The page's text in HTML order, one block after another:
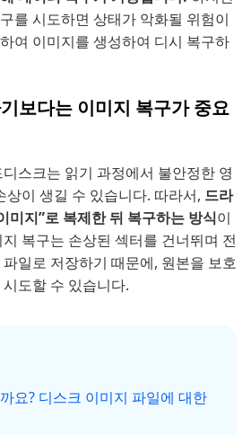
를 시도하면 상태가 악화될 위험이
여 이미지를 생성하여 디시 복구하
보다는 이미지 복구가 중요
스크는 읽기 과정에서 불안정한 영
상이 생길 수 있습니다. 따라서, 드라
미지”로 복제한 뒤 복구하는 방식이
복구는 손상된 섹터를 건너뛰며 전
일로 저장하기 때문에, 원본을 보호
도할 수 있습니다.
요? 디스크 이미지 파일에 대한